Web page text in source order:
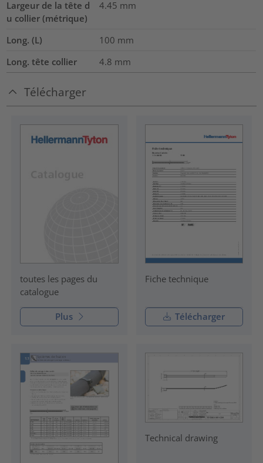
Largeur de la tête d
u collier (métrique)
4.45 mm
Long. (L) 100 mm
Long. tête collier
4.8 mm
Télécharger
toutes les pages du
catalogue
Plus
Fiche technique
Télécharger
Technical drawing